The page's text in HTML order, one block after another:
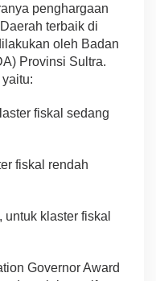
penghargaan
terbaik di
oleh Badan
Provinsi Sultra.
fiskal sedang
fiskal rendah
klaster fiskal
Governor Award